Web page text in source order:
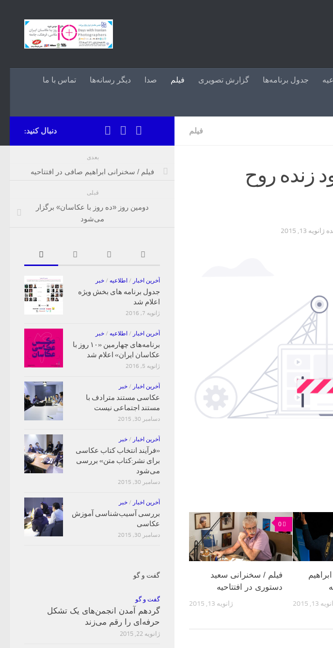
جدول برنامه‌ها گزارش تصویری فیلم صدا دیگر رسانه‌ها تماس با ما
فیلم
زنده روح
ژانویه 13, 2015
0
فیلم / سخنرانی سعید
دستوری در افتتاحیه
ژانویه 13, 2015 13, 2015
دنبال کنید:
بعدی
فیلم / سخنرانی ابراهیم صافی در افتتاحیه
قبلی
دومین روز «ده روز با عکاسان» برگزار
می‌شود
آخرین اخبار / اطلاعیه / خبر
جدول برنامه های بخش ویژه
اعلام شد
ژانویه 7, 2016
آخرین اخبار / اطلاعیه / خبر
برنامه‌های چهارمین «۱۰ روز با
عکاسان ایران» اعلام شد
ژانویه 5, 2016
آخرین اخبار / خبر
عکاسی مستند مترادف با
مستند اجتماعی نیست
دسامبر 30, 2015
آخرین اخبار / خبر
«فرآیند انتخاب کتاب‌ عکاسی
برای نشر:کتاب متن» بررسی
می‌شود
دسامبر 30, 2015
آخرین اخبار / خبر
بررسی آسیب‌شناسی آموزش
عکاسی
دسامبر 30, 2015
گفت و گو
گفت و گو
گردهم آمدن انجمن‌های یک تشکل
حرفه‌ای را رقم می‌زند
ژانویه 22, 2015